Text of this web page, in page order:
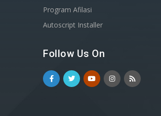
Program Afilasi
Autoscript Installer
Follow Us On